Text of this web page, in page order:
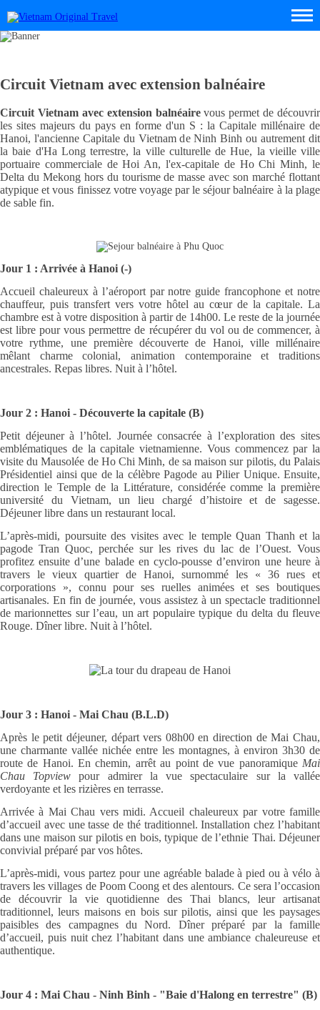
Circuit Vietnam avec extension balnéaire
Circuit Vietnam avec extension balnéairevous permet de découvrir
les sites majeurs du pays en forme d'un S : la Capitale millénaire de
Hanoi, l'ancienne Capitale du Vietnam de Ninh Binh ou autrement dit
la baie d'Ha Long terrestre, la ville culturelle de Hue, la vieille ville
portuaire commerciale de Hoi An, l'ex-capitale de Ho Chi Minh, le
Delta du Mekong hors du tourisme de masse avec son marché flottant
atypique et vous finissez votre voyage par le séjour balnéaire à la plage
de sable fin.
Jour 1 : Arrivée à Hanoi (-)
Accueil chaleureux à l’aéroport par notre guide francophone et notre
chauffeur, puis transfert vers votre hôtel au cœur de la capitale. La
chambre est à votre disposition à partir de 14h00. Le reste de la journée
est libre pour vous permettre de récupérer du vol ou de commencer, à
votre rythme, une première découverte de Hanoi, ville millénaire
mêlant charme colonial, animation contemporaine et traditions
ancestrales. Repas libres. Nuit à l’hôtel.
Jour 2 : Hanoi - Découverte la capitale (B)
Petit déjeuner à l’hôtel. Journée consacrée à l’exploration des sites
emblématiques de la capitale vietnamienne. Vous commencez par la
visite du Mausolée de Ho Chi Minh, de sa maison sur pilotis, du Palais
Présidentiel ainsi que de la célèbre Pagode au Pilier Unique. Ensuite,
direction le Temple de la Littérature, considérée comme la première
université du Vietnam, un lieu chargé d’histoire et de sagesse.
Déjeuner libre dans un restaurant local.
L’après-midi, poursuite des visites avec le temple Quan Thanh et la
pagode Tran Quoc, perchée sur les rives du lac de l’Ouest. Vous
profitez ensuite d’une balade en cyclo-pousse d’environ une heure à
travers le vieux quartier de Hanoi, surnommé les « 36 rues et
corporations », connu pour ses ruelles animées et ses boutiques
artisanales. En fin de journée, vous assistez à un spectacle traditionnel
de marionnettes sur l’eau, un art populaire typique du delta du fleuve
Rouge. Dîner libre. Nuit à l’hôtel.
Jour 3 : Hanoi - Mai Chau (B.L.D)
Après le petit déjeuner, départ vers 08h00 en direction de Mai Chau,
une charmante vallée nichée entre les montagnes, à environ 3h30 de
route de Hanoi. En chemin, arrêt au point de vue panoramique Mai
Chau Topview pour admirer la vue spectaculaire sur la vallée
verdoyante et les rizières en terrasse.
Arrivée à Mai Chau vers midi. Accueil chaleureux par votre famille
d’accueil avec une tasse de thé traditionnel. Installation chez l’habitant
dans une maison sur pilotis en bois, typique de l’ethnie Thai. Déjeuner
convivial préparé par vos hôtes.
L’après-midi, vous partez pour une agréable balade à pied ou à vélo à
travers les villages de Poom Coong et des alentours. Ce sera l’occasion
de découvrir la vie quotidienne des Thai blancs, leur artisanat
traditionnel, leurs maisons en bois sur pilotis, ainsi que les paysages
paisibles des campagnes du Nord. Dîner préparé par la famille
d’accueil, puis nuit chez l’habitant dans une ambiance chaleureuse et
authentique.
Jour 4 : Mai Chau - Ninh Binh - "Baie d'Halong en terrestre" (B)